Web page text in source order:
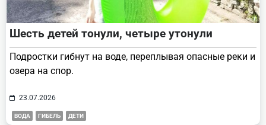
Шесть детей тонули, четыре утонули
Подростки гибнут на воде, переплывая опасные реки и
озера на спор.
23.07.2026
ВОДА ГИБЕЛЬ ДЕТИ